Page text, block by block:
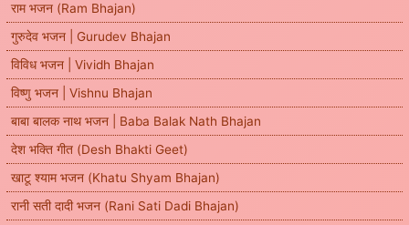
राम भजन (Ram Bhajan)
गुरुदेव भजन | Gurudev Bhajan
विविध भजन | Vividh Bhajan
विष्णु भजन | Vishnu Bhajan
बाबा बालक नाथ भजन | Baba Balak Nath Bhajan
देश भक्ति गीत (Desh Bhakti Geet)
खाटू श्याम भजन (Khatu Shyam Bhajan)
रानी सती दादी भजन (Rani Sati Dadi Bhajan)